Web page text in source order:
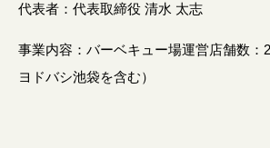
代表者：代表取締役 清水 太志
事業内容：バーベキュー場運営店舗数：
ヨドバシ池袋を含む）